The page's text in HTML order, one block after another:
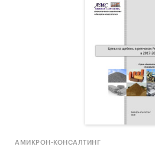
АМИКРОН-КОНСАЛТИНГ